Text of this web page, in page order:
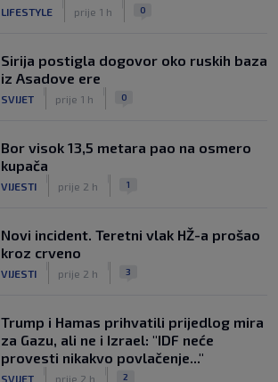
LIFESTYLE prije 1 h 0
Sirija postigla dogovor oko ruskih baza
iz Asadove ere
SVIJET prije 1 h 0
Bor visok 13,5 metara pao na osmero
kupača
VIJESTI prije 2 h 1
Novi incident. Teretni vlak HŽ-a prošao
kroz crveno
VIJESTI prije 2 h 3
Trump i Hamas prihvatili prijedlog mira
za Gazu, ali ne i Izrael: "IDF neće
provesti nikakvo povlačenje..."
SVIJET prije 2 h 2